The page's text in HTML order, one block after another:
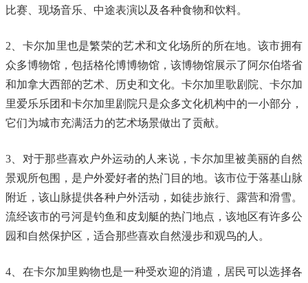
比赛、现场音乐、中途表演以及各种食物和饮料。
2、卡尔加里也是繁荣的艺术和文化场所的所在地。该市拥有
众多博物馆，包括格伦博博物馆，该博物馆展示了阿尔伯塔省
和加拿大西部的艺术、历史和文化。卡尔加里歌剧院、卡尔加
里爱乐乐团和卡尔加里剧院只是众多文化机构中的一小部分，
它们为城市充满活力的艺术场景做出了贡献。
3、对于那些喜欢户外运动的人来说，卡尔加里被美丽的自然
景观所包围，是户外爱好者的热门目的地。该市位于落基山脉
附近，该山脉提供各种户外活动，如徒步旅行、露营和滑雪。
流经该市的弓河是钓鱼和皮划艇的热门地点，该地区有许多公
园和自然保护区，适合那些喜欢自然漫步和观鸟的人。
4、在卡尔加里购物也是一种受欢迎的消遣，居民可以选择各